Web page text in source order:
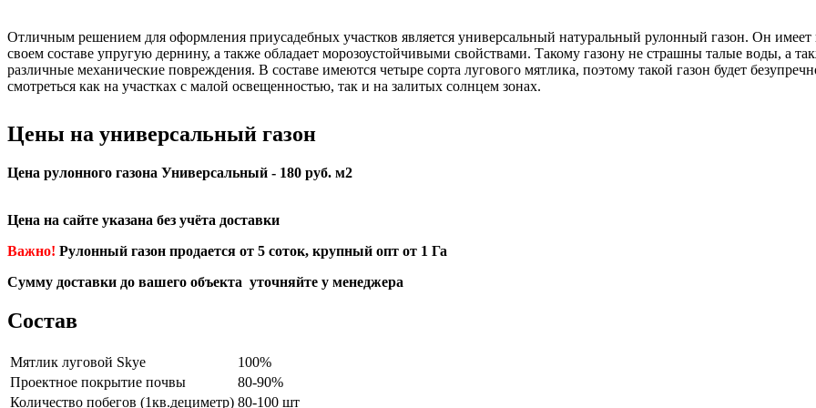
Отличным решением для оформления приусадебных участков является универсальный натуральный рулонный газон. Он имеет
своем составе упругую дернину, а также обладает морозоустойчивыми свойствами. Такому газону не страшны талые воды, а
различные механические повреждения. В составе имеются четыре сорта лугового мятлика, поэтому такой газон будет
смотреться как на участках с малой освещенностью, так и на залитых солнцем зонах.
Цены на универсальный газон
Цена рулонного газона Универсальный - 180 руб. м2
Цена на сайте указана без учёта доставки
Важно! Рулонный газон продается от 5 соток, крупный опт от 1 Га
Сумму доставки до вашего объекта уточняйте у менеджера
Состав
Мятлик луговой Skye
100%
Проектное покрытие почвы
80-90%
Количество побегов (1кв.дециметр) 80-100 шт